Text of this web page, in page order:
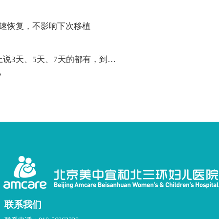
恢复，不影响下次移植
5天、7天的都有，到底哪个才对？
联系我们